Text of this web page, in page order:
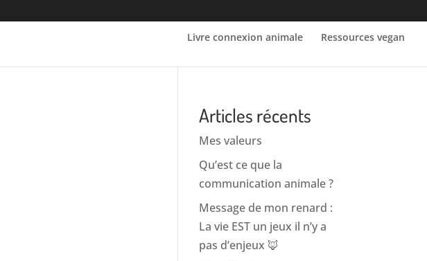
Livre connexion animale Ressources vegan
Articles récents
Mes valeurs
Qu’est ce que la
communication animale ?
Message de mon renard :
La vie EST un jeux il n’y a
pas d’enjeux 🦊